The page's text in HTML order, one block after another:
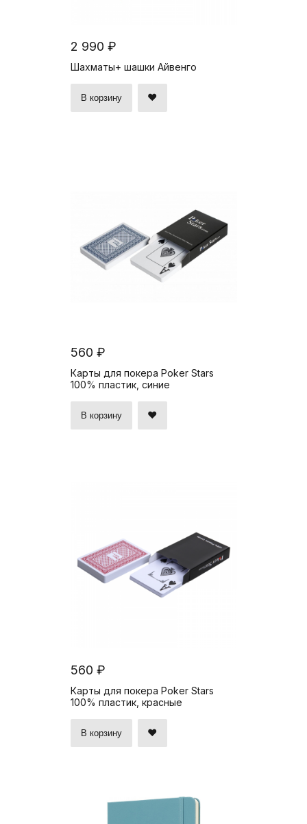
2 990 ₽
Шахматы+ шашки Айвенго
В корзину
560 ₽
Карты для покера Poker Stars
100% пластик, синие
В корзину
560 ₽
Карты для покера Poker Stars
100% пластик, красные
В корзину